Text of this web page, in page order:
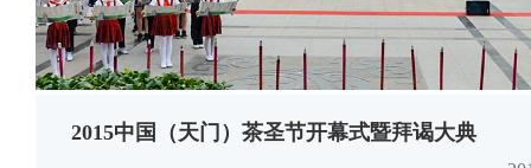
2015中国（天门）茶圣节开幕式暨拜谒大典